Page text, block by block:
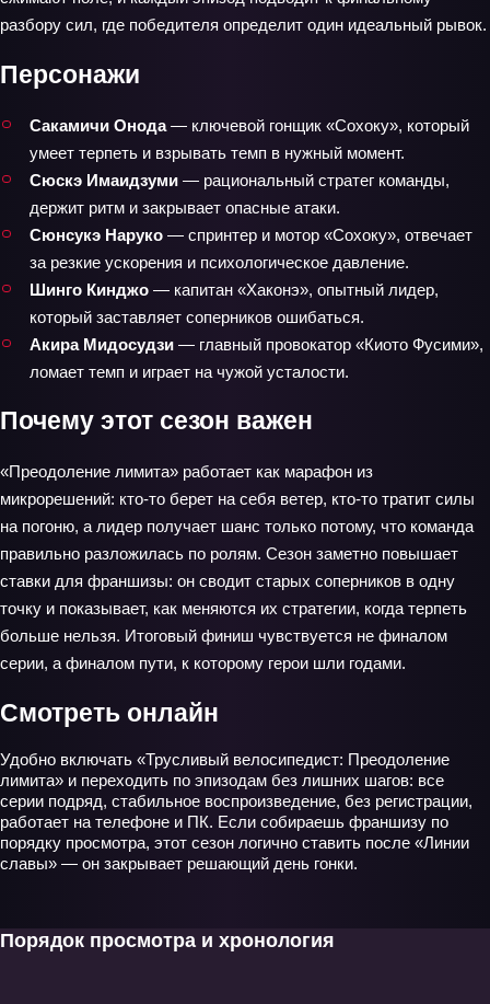
разбору сил, где победителя определит один идеальный рывок.
Персонажи
Сакамичи Онода— ключевой гонщик «Сохоку», который
умеет терпеть и взрывать темп в нужный момент.
Сюскэ Имаидзуми — рациональный стратег команды,
держит ритм и закрывает опасные атаки.
Сюнсукэ Наруко — спринтер и мотор «Сохоку», отвечает
за резкие ускорения и психологическое давление.
Шинго Кинджо — капитан «Хаконэ», опытный лидер,
который заставляет соперников ошибаться.
Акира Мидосудзи — главный провокатор «Киото Фусими»,
ломает темп и играет на чужой усталости.
Почему этот сезон важен
«Преодоление лимита» работает как марафон из
микрорешений: кто-то берет на себя ветер, кто-то тратит силы
на погоню, а лидер получает шанс только потому, что команда
правильно разложилась по ролям. Сезон заметно повышает
ставки для франшизы: он сводит старых соперников в одну
точку и показывает, как меняются их стратегии, когда терпеть
больше нельзя. Итоговый финиш чувствуется не финалом
серии, а финалом пути, к которому герои шли годами.
Смотреть онлайн
Удобно включать «Трусливый велосипедист: Преодоление
лимита» и переходить по эпизодам без лишних шагов: все
серии подряд, стабильное воспроизведение, без регистрации,
работает на телефоне и ПК. Если собираешь франшизу по
порядку просмотра, этот сезон логично ставить после «Линии
славы» — он закрывает решающий день гонки.
Порядок просмотра и хронология